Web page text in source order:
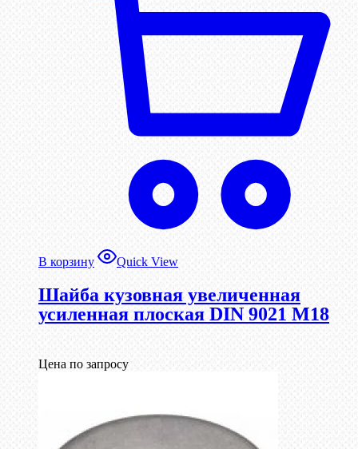
В корзину Quick View
Шайба кузовная увеличенная
усиленная плоская DIN 9021 М18
Цена по запросу